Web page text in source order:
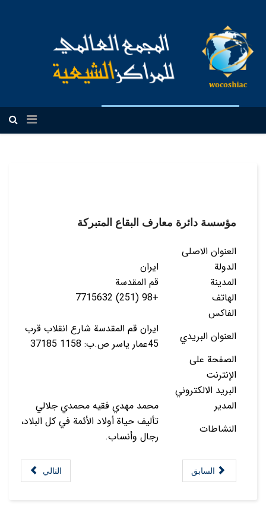
مؤسسة دائرة معارف البقاع المتبركة
العنوان الاصلی
الدولة
ايران
المدينة
قم المقدسة
الهاتف
+98 (251) 7715632
الفاكس
العنوان البريدي
ايران قم المقدسة شارع انقلاب قرب
45عمار ياسر ص.ب: 1158 37185
الصفحة على
الإنترنت
البريد الالكتروني
المدير
محمد مهدي فقيه محمدي جلالي
النشاطات
تأليف حياة أولاد الأئمة في كل البلاد،
رجال وأنساب.
السابق التالي